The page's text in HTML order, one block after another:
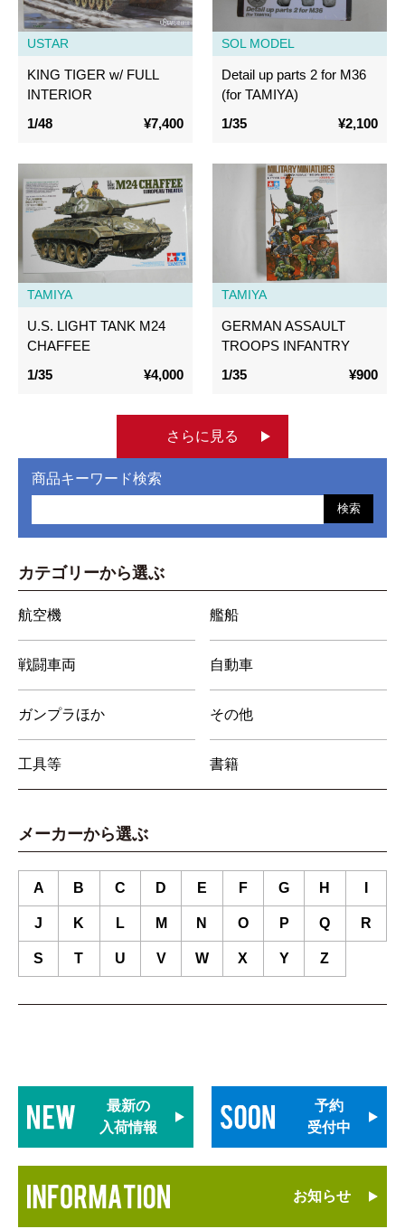
USTAR
KING TIGER w/ FULL
INTERIOR
1/48
¥7,400
SOL MODEL
Detail up parts 2 for M36
(for TAMIYA)
1/35
¥2,100
TAMIYA
U.S. LIGHT TANK M24
CHAFFEE
1/35
¥4,000
TAMIYA
GERMAN ASSAULT
TROOPS INFANTRY
1/35
¥900
さらに見る
商品キーワード検索
検索
カテゴリーから選ぶ
航空機 艦船
戦闘車両 自動車
ガンプラほか その他
工具等 書籍
メーカーから選ぶ
A B C D E F G H
J K L M N O P Q R
S T U V W X Y Z
最新の
入荷情報
予約
受付中
お知らせ